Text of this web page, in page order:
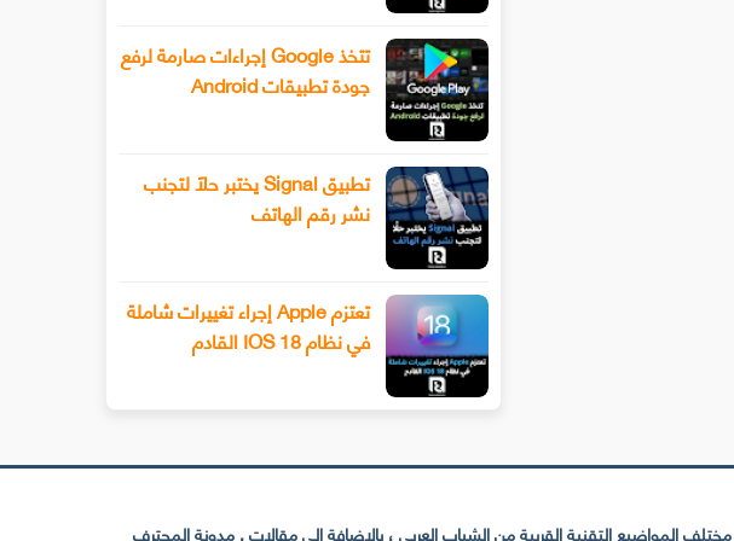
تتخذ Google إجراءات صارمة لرفع
جودة تطبيقات Android
تطبيق Signal يختبر حلًا لتجنب
نشر رقم الهاتف
تعتزم Apple إجراء تغييرات شاملة
في نظام IOS 18 القادم
التقنية القريبة من الشباب العربي ، بالإضافة إلى مقالات . مدونة المحترف